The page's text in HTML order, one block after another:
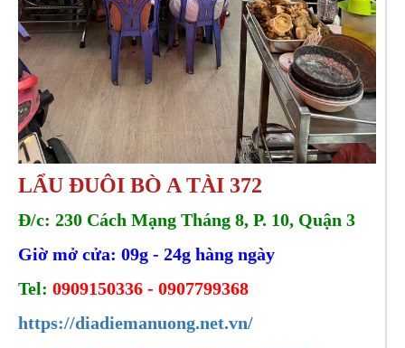
LẨU ĐUÔI BÒ A TÀI 372
Đ/c: 230 Cách Mạng Tháng 8, P. 10, Quận 3
Giờ mở cửa: 09g - 24g hàng ngày
Tel: 0909150336 - 0907799368
https://diadiemanuong.net.vn/